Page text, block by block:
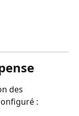
des
: